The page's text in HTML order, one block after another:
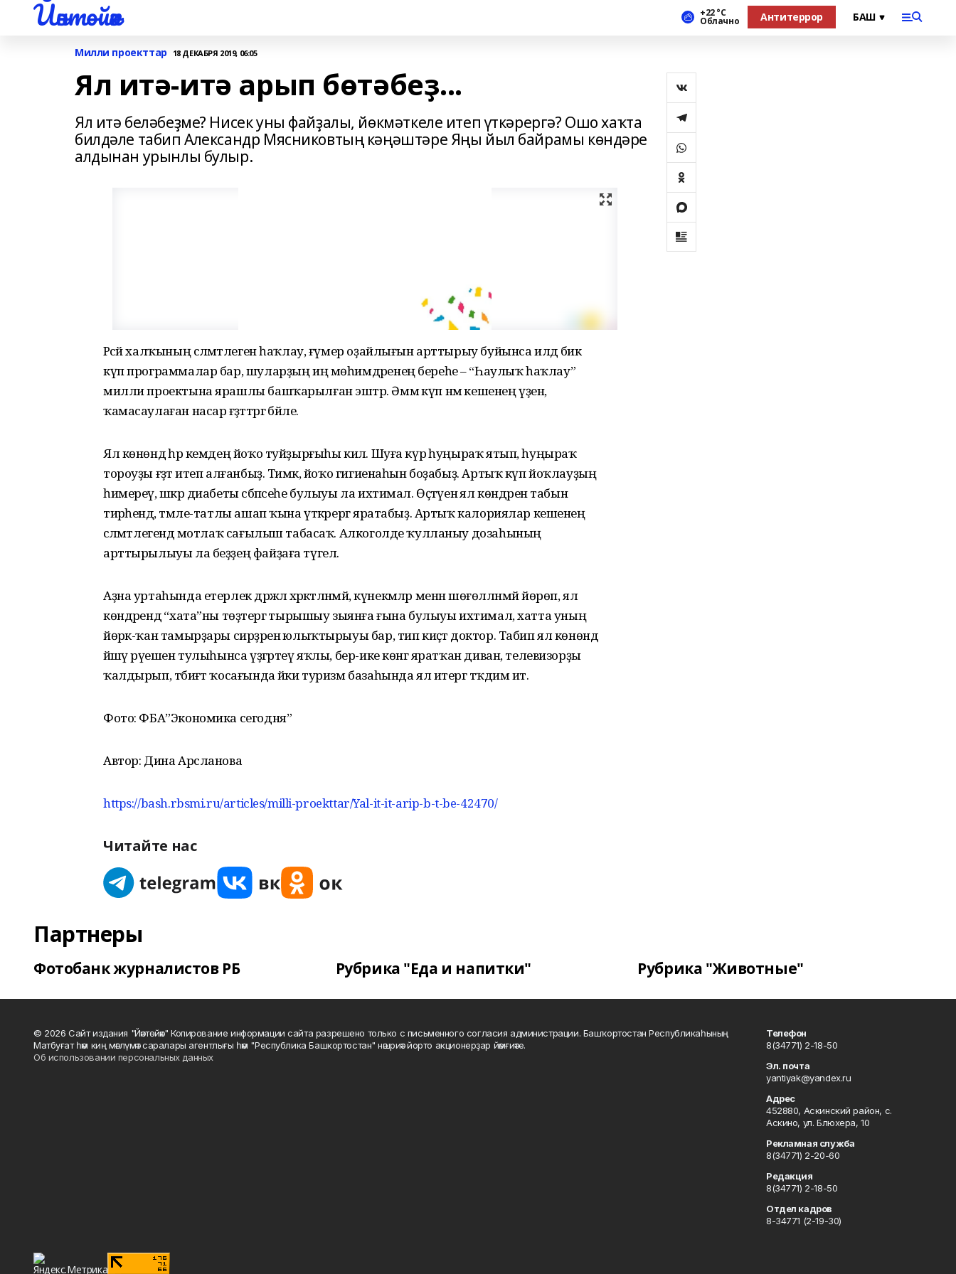
Йәнтөйәк +22 °С
Облачно Антитеррор
Милли проекттар 18 ДЕКАБРЯ 2019, 06:05
Ял итә-итә арып бөтәбеҙ...
Ял итә беләбеҙме? Нисек уны файҙалы, йөкмәткеле итеп үткәрергә? Ошо хаҡта
билдәле табип Александр Мясниковтың кәңәштәре Яңы йыл байрамы көндәре
алдынан урынлы булыр.
Рәсәй халҡының сәләмәтлеген һаҡлау, ғүмер оҙайлығын арттырыу буйынса илдә бик
күп программалар бар, шуларҙың иң мөһимдәренең береһе – “Һаулыҡ һаҡлау”
милли проектына ярашлы башҡарылған эштәр. Әммә күп нәмә кешенең үҙенә,
ҡамасаулаған насар ғәҙәттәргә бәйле.
Ял көнөндә һәр кемдең йоҡо туйҙырғыһы килә. Шуға күрә һуңыраҡ ятып, һуңыраҡ
тороуҙы ғәҙәт итеп алғанбыҙ. Тимәк, йоҡо гигиенаһын боҙабыҙ. Артыҡ күп йоҡлауҙың
һимереү, шәкәр диабеты сәбәпсеһе булыуы ла ихтимал. Өҫтәүенә ял көндәрен табын
тирәһендә, тәмле-татлы ашап ҡына үткәрергә яратабыҙ. Артыҡ калориялар кешенең
сәләмәтлегендә мотлаҡ сағылыш табасаҡ. Алкоголде ҡулланыу дозаһының
арттырылыуы ла беҙҙең файҙаға түгел.
Аҙна уртаһында етерлек дәрәжәлә хәрәкәтләнмәй, күнекмәләр менән шөғөлләнмәй йөрөп, ял
көндәрендә “хата”ны төҙәтергә тырышыу зыянға ғына булыуы ихтимал, хатта уның
йөрәк-ҡан тамырҙары сирҙәренә юлыҡтырыуы бар, тип киҫәтә доктор. Табип ял көнөндә
йәшәү рәүешен тулыһынса үҙгәртеү яҡлы, бер-ике көнгә яратҡан диван, телевизорҙы
ҡалдырып, тәбиғәт ҡосағында йәки туризм базаһында ял итергә тәҡдим итә.
Фото: ФБА”Экономика сегодня”
Автор: Дина Арсланова
https://bash.rbsmi.ru/articles/milli-proekttar/Yal-it-it-arip-b-t-be-42470/
Читайте нас
Партнеры
Фотобанк журналистов РБ Рубрика "Еда и напитки" Рубрика "Животные"
© 2026 Сайт издания "Йәнтөйәк" Копирование информации сайта разрешено только с письменного согласия администрации. Башҡортостан Республикаһының
Матбуғат һәм киң мәғлүмәт саралары агентлығы һәм "Республика Башкортостан" нәшриәт йорто акционерҙар йәмғиәте.
Об использовании персональных данных
Телефон
8(34771) 2-18-50
Эл. почта
yantiyak@yandex.ru
Адрес
452880, Аскинский район, с.
Аскино, ул. Блюхера, 10
Рекламная служба
8(34771) 2-20-60
Редакция
8(34771) 2-18-50
Отдел кадров
8-34771 (2-19-30)